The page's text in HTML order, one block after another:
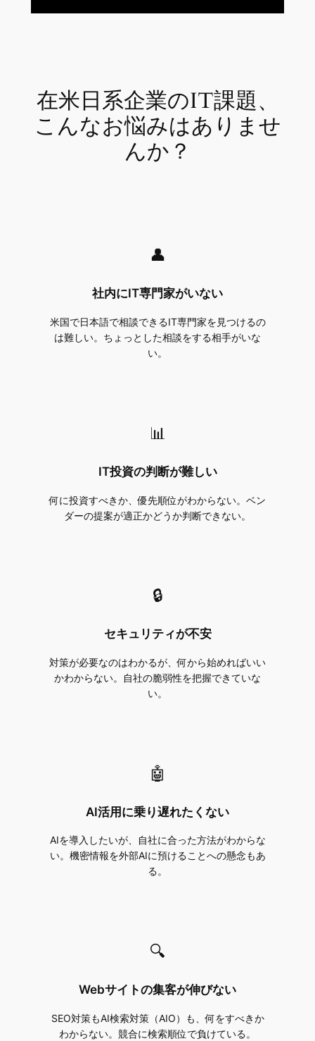
在米日系企業のIT課題、
こんなお悩みはありませ
んか？
👤
社内にIT専門家がいない
米国で日本語で相談できるIT専門家を見つけるの
は難しい。ちょっとした相談をする相手がいな
い。
📊
IT投資の判断が難しい
何に投資すべきか、優先順位がわからない。ベン
ダーの提案が適正かどうか判断できない。
🔒
セキュリティが不安
対策が必要なのはわかるが、何から始めればいい
かわからない。自社の脆弱性を把握できていな
い。
🤖
AI活用に乗り遅れたくない
AIを導入したいが、自社に合った方法がわからな
い。機密情報を外部AIに預けることへの懸念もあ
る。
🔍
Webサイトの集客が伸びない
SEO対策もAI検索対策（AIO）も、何をすべきか
わからない。競合に検索順位で負けている。